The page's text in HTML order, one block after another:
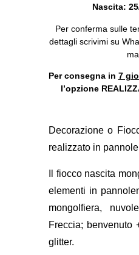
Nascita:
Per conferma sulle
dettagli scrivimi su
Per consegna in 7
l’opzione
Decorazione o
realizzato in
Il fiocco nascita
elementi in
mongolfiera,
Freccia; benvenuto
glitter.